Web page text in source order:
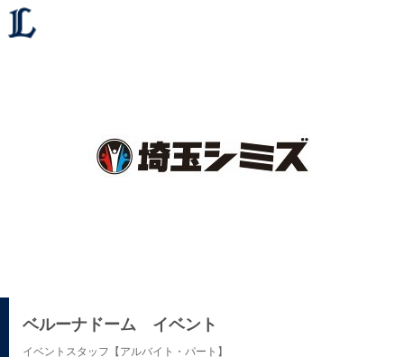
ベルーナドーム イベント
イベントスタッフ【アルバイト・パート】